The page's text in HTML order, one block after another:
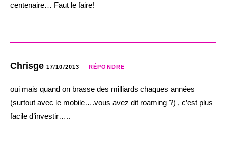
centenaire… Faut le faire!
Chrisge 17/10/2013 RÉPONDRE
oui mais quand on brasse des milliards chaques années
(surtout avec le mobile….vous avez dit roaming ?) , c’est plus
facile d’investir…..